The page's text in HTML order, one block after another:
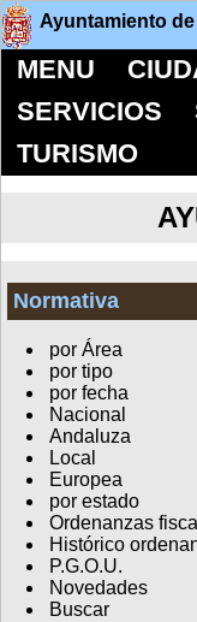
Ayuntamiento
MENU
SERVICIOS
TURISMO
Normativa
por Área
por tipo
por fecha
Nacional
Andaluza
Local
Europea
por estado
Ordenanzas
Histórico
P.G.O.U.
Novedades
Buscar